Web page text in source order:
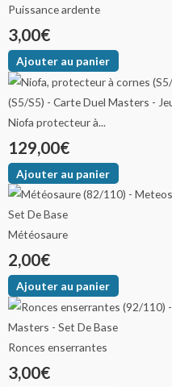
Puissance ardente
3,00€
Ajouter au panier
Niofa protecteur à...
129,00€
Ajouter au panier
Météosaure
2,00€
Ajouter au panier
Ronces enserrantes
3,00€